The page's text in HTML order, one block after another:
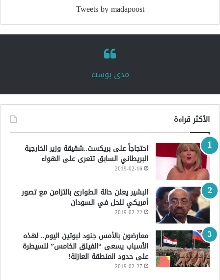
Tweets by madapoost
‏مدى بوست‏
الأكثر قراءة
احتجاجاً على بريكست..شقيقة وزير الخارجية
البريطاني السابق تتعرى على الهواء
2019-02-16
البشير يعلن حالة الطوارئ بالتزامن مع تصور
أمريكي للحل في السودان
2019-02-22
معارضون بالأمس جنود لبوتين اليوم.. لهذه
الأسباب يسعى “الفيلق الخامس” للسيطرة
على حدود المنطقة العازلة!
2019-02-27